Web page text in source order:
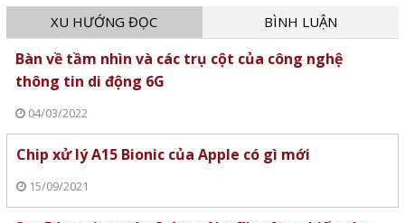
XU HƯỚNG ĐỌC BÌNH LUẬN
Bàn về tầm nhìn và các trụ cột của công nghệ
thông tin di động 6G
04/03/2022
Chip xử lý A15 Bionic của Apple có gì mới
15/09/2021